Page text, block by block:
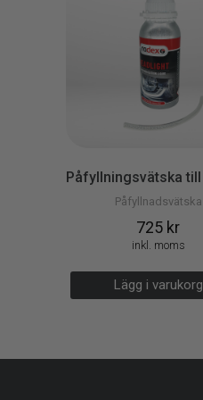
Påfyllnadsvätska
725 kr
inkl. moms
Lägg i varukorg